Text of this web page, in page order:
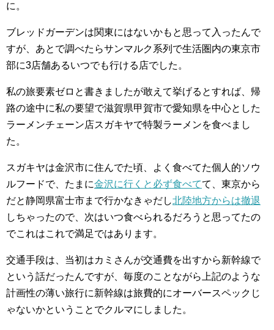
に。
ブレッドガーデンは関東にはないかもと思って入ったんで
すが、あとで調べたらサンマルク系列で生活圏内の東京市
部に3店舗あるいつでも行ける店でした。
私の旅要素ゼロと書きましたが敢えて挙げるとすれば、帰
路の途中に私の要望で滋賀県甲賀市で愛知県を中心とした
ラーメンチェーン店スガキヤで特製ラーメンを食べまし
た。
スガキヤは金沢市に住んでた頃、よく食べてた個人的ソウ
ルフードで、たまに金沢に行くと必ず食べてて、東京から
だと静岡県富士市まで行かなきゃだし北陸地方からは撤退
しちゃったので、次はいつ食べられるだろうと思ってたの
でこれはこれで満足ではあります。
交通手段は、当初はカミさんが交通費を出すから新幹線で
という話だったんですが、毎度のことながら上記のような
計画性の薄い旅行に新幹線は旅費的にオーバースペックじ
ゃないかということでクルマにしました。